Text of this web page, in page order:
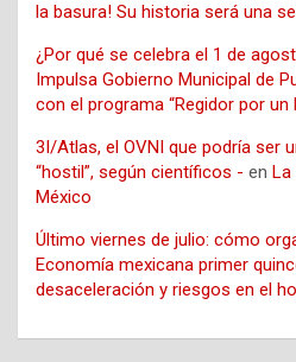
la basura! Su historia será una
¿Por qué se celebra el 1 de
Impulsa Gobierno Municipal de
con el programa “Regidor por un
3I/Atlas, el OVNI que podría ser
“hostil”, según científicos - en La
México
Último viernes de julio: cómo
Economía mexicana primer
desaceleración y riesgos en el